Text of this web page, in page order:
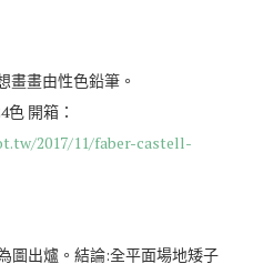
畫畫由性色鉛筆。
開箱：
2017/11/faber-castell-
圖出爐。結論:全平面場地矮子